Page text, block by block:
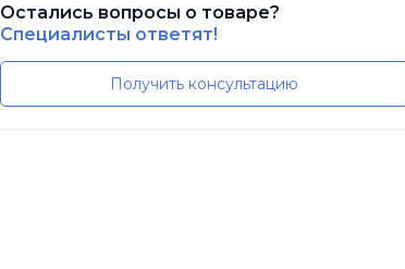
Остались вопросы о товаре?
Специалисты ответят!
Получить консультацию